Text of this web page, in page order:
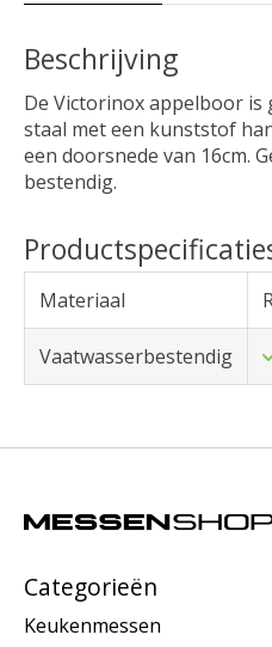
Beschrijving
De Victorinox appelboor is
staal met een kunststof
een doorsnede van 16cm.
bestendig.
Materiaal
Vaatwasserbestendig
Categorieën
Keukenmessen